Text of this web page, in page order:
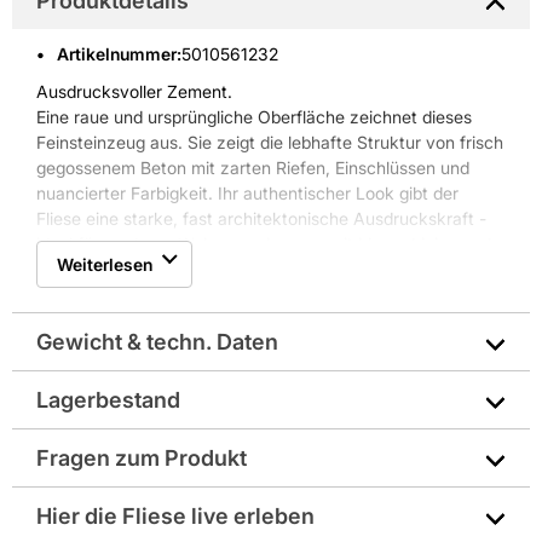
Artikelnummer:5010561232
Ausdrucksvoller Zement.
Eine raue und ursprüngliche Oberfläche zeichnet dieses
Feinsteinzeug aus. Sie zeigt die lebhafte Struktur von frisch
gegossenem Beton mit zarten Riefen, Einschlüssen und
nuancierter Farbigkeit. Ihr authentischer Look gibt der
Fliese eine starke, fast architektonische Ausdruckskraft -
ideal für moderne Wohnumgebungen mit klaren Linien und
schnörkellosem Design in Weiß, Glas, Holz. Envie eignet
sich für alle Räume und Anwendungen. Passende Formteile
und Dekorelemente runden die Serie ab.
Weiterlesen
Gewicht & techn. Daten
Art: Uni
Farbe: schwarz
Format: 60 x 60 cm
Lagerbestand
Fragen zum Produkt
Sie haben Fragen zu diesem Produkt? Nutzen Sie den
Hier die Fliese live erleben